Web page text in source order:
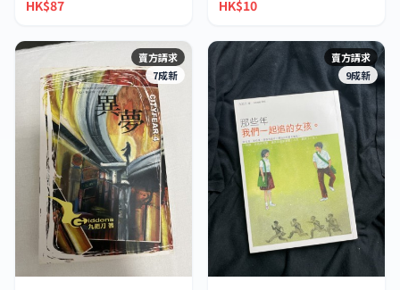
HK$87
HK$10
賣方請求
7成新
賣方請求
9成新